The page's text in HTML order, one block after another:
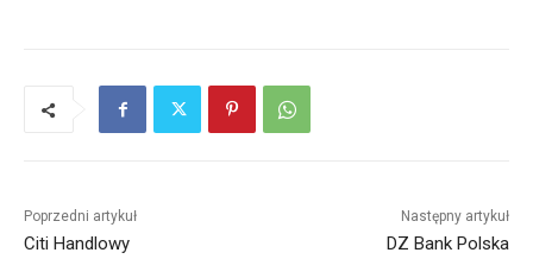
Poprzedni artykuł
Citi Handlowy
Następny artykuł
DZ Bank Polska